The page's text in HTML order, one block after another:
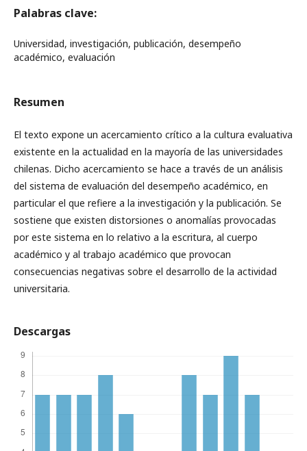
Palabras clave:
Universidad, investigación, publicación, desempeño
académico, evaluación
Resumen
El texto expone un acercamiento crítico a la cultura evaluativa
existente en la actualidad en la mayoría de las universidades
chilenas. Dicho acercamiento se hace a través de un análisis
del sistema de evaluación del desempeño académico, en
particular el que refiere a la investigación y la publicación. Se
sostiene que existen distorsiones o anomalías provocadas
por este sistema en lo relativo a la escritura, al cuerpo
académico y al trabajo académico que provocan
consecuencias negativas sobre el desarrollo de la actividad
universitaria.
Descargas